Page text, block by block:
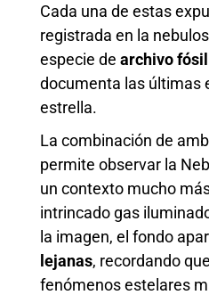
Cada una de estas
registrada en la
especie de archivo
documenta las últimas
estrella.
La combinación de
permite observar la
un contexto mucho
intrincado gas
la imagen, el fondo
lejanas, recordando
fenómenos estelares